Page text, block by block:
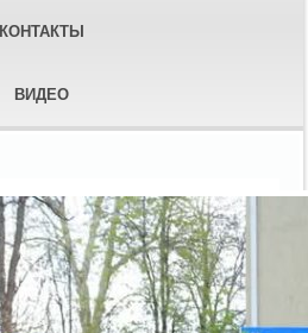
КОНТАКТЫ
ВИДЕО